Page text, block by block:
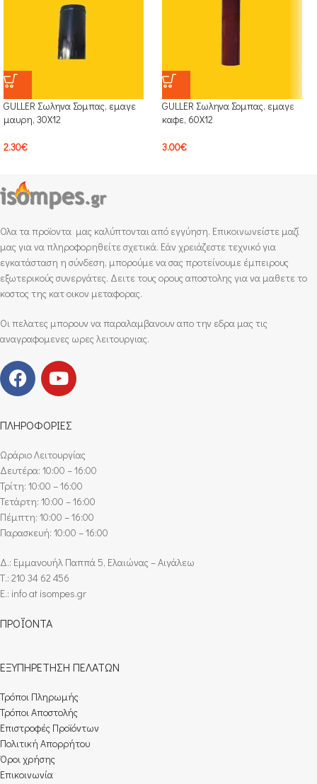
GULLER Σωληνα Σομπας, εμαγε
μαυρη, 30Χ12
2.30€
GULLER Σωληνα Σομπας, εμαγε
καφε, 60Χ12
3.00€
Ολα τα προϊοντα μας καλύπτονται από εγγύηση. Επικοινωνείστε μαζί
μας για να πληροφορηθείτε σχετικά. Εάν χρειάζεστε τεχνικό για
εγκατάσταση η σύνδεση, μπορούμε να σας προτείνουμε έμπειρους
εξωτερικούς συνεργάτες. Δειτε τους ορους αποστολης για να μαθετε το
κοστος της κατ οικον μεταφορας.
Οι πελατες μπορουν να παραλαμβανουν απο την εδρα μας τις
αναγραφομενες ωρες λειτουργιας.
ΠΛΗΡΟΦΟΡΙΕΣ
Ωράριο Λειτουργίας
Δευτέρα: 10:00 – 16:00
Τρίτη: 10:00 – 16:00
Τετάρτη: 10:00 – 16:00
Πέμπτη: 10:00 – 16:00
Παρασκευή: 10:00 – 16:00
Δ.: Εμμανουήλ Παππά 5, Ελαιώνας – Αιγάλεω
Τ.: 210 34 62 456
E.: info at isompes.gr
ΠΡΟΪΟΝΤΑ
ΕΞΥΠΗΡΕΤΗΣΗ ΠΕΛΑΤΩΝ
Τρόποι Πληρωμής​
Τρόποι Αποστολής
Επιστροφές Προϊόντων
Πολιτική Απορρήτου
Όροι χρήσης
Επικοινωνία